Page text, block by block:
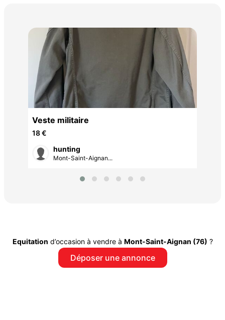
Veste militaire
18 €
hunting
Mont-Saint-Aignan...
Equitation d’occasion à vendre à Mont-Saint-Aignan (76) ?
Déposer une annonce